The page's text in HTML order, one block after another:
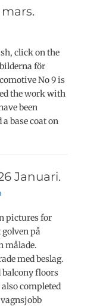
click on the
för
No 9 is
the work with
been
base coat on
Januari.
pictures for
golven på
målade.
med beslag.
balcony floors
completed